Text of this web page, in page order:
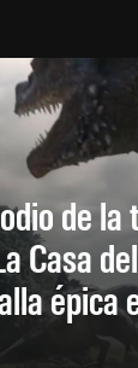
de la
Casa
épica